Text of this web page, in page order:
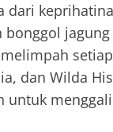
dan Wilda
untuk